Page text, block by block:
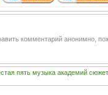
комментарий анонимно,
пять музыка академий сюжет